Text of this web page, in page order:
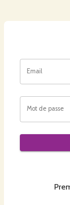
Email
Mot de passe